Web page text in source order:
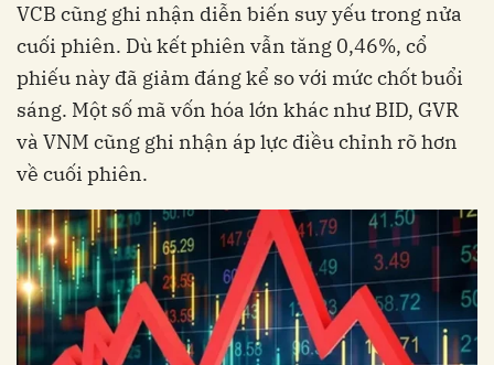
VCB cũng ghi nhận diễn biến suy yếu trong nửa
cuối phiên. Dù kết phiên vẫn tăng 0,46%, cổ
phiếu này đã giảm đáng kể so với mức chốt buổi
sáng. Một số mã vốn hóa lớn khác như BID, GVR
và VNM cũng ghi nhận áp lực điều chỉnh rõ hơn
về cuối phiên.